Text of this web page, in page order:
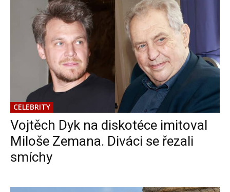
CELEBRITY
Vojtěch Dyk na diskotéce imitoval
Miloše Zemana. Diváci se řezali
smíchy